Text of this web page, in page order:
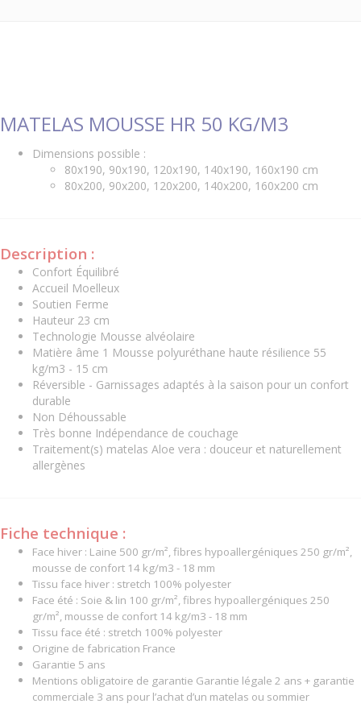
MATELAS MOUSSE HR 50 KG/M3
Dimensions possible :
80x190, 90x190, 120x190, 140x190, 160x190 cm
80x200, 90x200, 120x200, 140x200, 160x200 cm
Description :
Confort Équilibré
Accueil Moelleux
Soutien Ferme
Hauteur 23 cm
Technologie Mousse alvéolaire
Matière âme 1 Mousse polyuréthane haute résilience 55
kg/m3 - 15 cm
Réversible - Garnissages adaptés à la saison pour un confort
durable
Non Déhoussable
Très bonne Indépendance de couchage
Traitement(s) matelas Aloe vera : douceur et naturellement
allergènes
Fiche technique :
Face hiver : Laine 500 gr/m², fibres hypoallergéniques 250 gr/m²,
mousse de confort 14 kg/m3 - 18 mm
Tissu face hiver : stretch 100% polyester
Face été : Soie & lin 100 gr/m², fibres hypoallergéniques 250
gr/m², mousse de confort 14 kg/m3 - 18 mm
Tissu face été : stretch 100% polyester
Origine de fabrication France
Garantie 5 ans
Mentions obligatoire de garantie Garantie légale 2 ans + garantie
commerciale 3 ans pour l’achat d’un matelas ou sommier